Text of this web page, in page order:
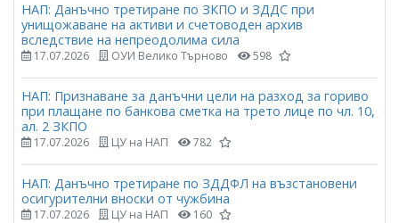
НАП: Данъчно третиране по ЗКПО и ЗДДС при
унищожаване на активи и счетоводен архив
вследствие на непреодолима сила
17.07.2026 ОУИ Велико Търново 598
НАП: Признаване за данъчни цели на разход за гориво
при плащане по банкова сметка на трето лице по чл. 10,
ал. 2 ЗКПО
17.07.2026 ЦУ на НАП 782
НАП: Данъчно третиране по ЗДДФЛ на възстановени
осигурителни вноски от чужбина
17.07.2026 ЦУ на НАП 160